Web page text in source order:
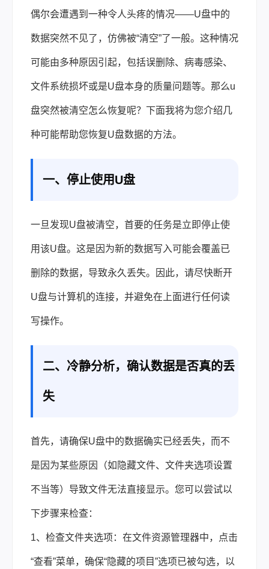
载 |
偶尔会遭遇到一种令人头疼的情况——U盘中的
数据突然不见了，仿佛被“清空”了一般。这种情况
可能由多种原因引起，包括误删除、病毒感染、
文件系统损坏或是U盘本身的质量问题等。那么u
盘突然被清空怎么恢复呢？下面我将为您介绍几
种可能帮助您恢复U盘数据的方法。
一、停止使用U盘
一旦发现U盘被清空，首要的任务是立即停止使
用该U盘。这是因为新的数据写入可能会覆盖已
删除的数据，导致永久丢失。因此，请尽快断开
U盘与计算机的连接，并避免在上面进行任何读
写操作。
二、冷静分析，确认数据是否真的丢
失
首先，请确保U盘中的数据确实已经丢失，而不
是因为某些原因（如隐藏文件、文件夹选项设置
不当等）导致文件无法直接显示。您可以尝试以
下步骤来检查：
1、检查文件夹选项：在文件资源管理器中，点击
“查看”菜单，确保“隐藏的项目”选项已被勾选，以